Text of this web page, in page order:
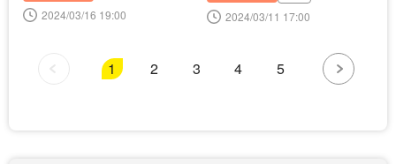
2024/03/16 19:00 2024/03/11 17:00
1 2 3 4 5